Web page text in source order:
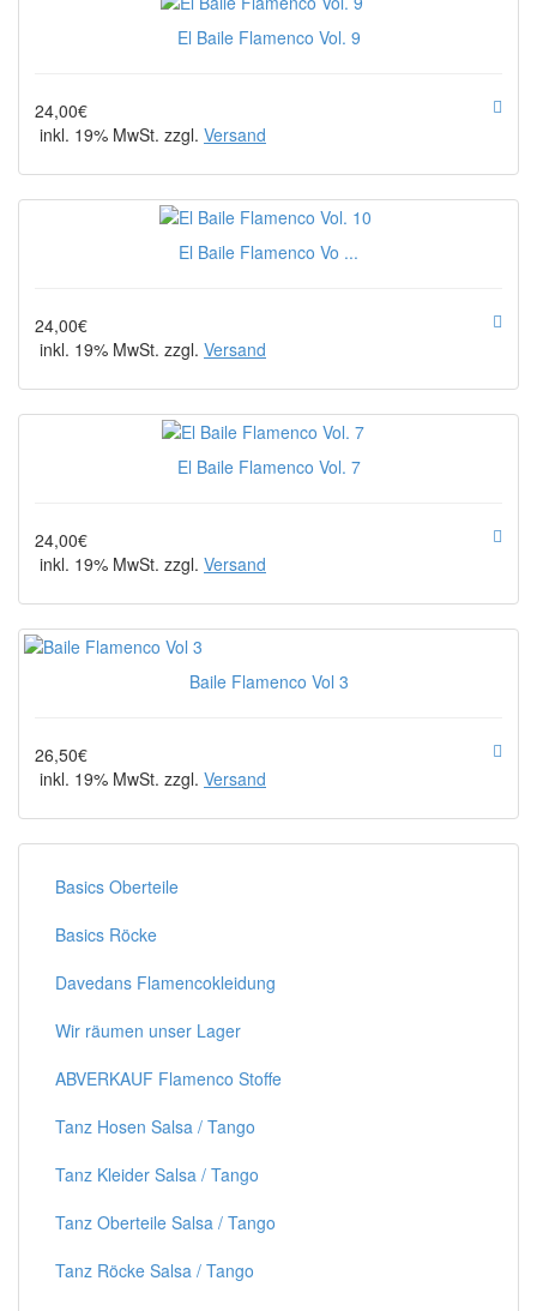
El Baile Flamenco Vol. 9
24,00€
inkl. 19% MwSt. zzgl. Versand
El Baile Flamenco Vo ...
24,00€
inkl. 19% MwSt. zzgl. Versand
El Baile Flamenco Vol. 7
24,00€
inkl. 19% MwSt. zzgl. Versand
Baile Flamenco Vol 3
26,50€
inkl. 19% MwSt. zzgl. Versand
Basics Oberteile
Basics Röcke
Davedans Flamencokleidung
Wir räumen unser Lager
ABVERKAUF Flamenco Stoffe
Tanz Hosen Salsa / Tango
Tanz Kleider Salsa / Tango
Tanz Oberteile Salsa / Tango
Tanz Röcke Salsa / Tango